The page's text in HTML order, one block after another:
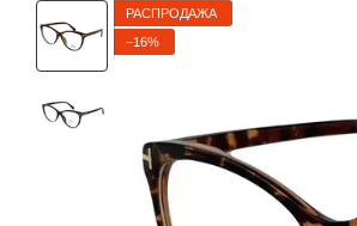
РАСПРОДАЖА
−16%